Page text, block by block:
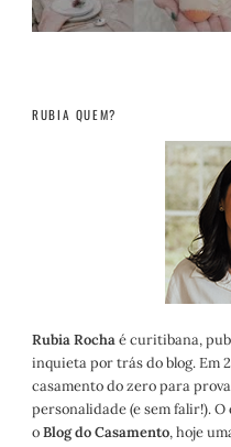
RUBIA QUEM?
Rubia Rochaé curitibana,
inquieta por trás do blog.
casamento do zero para
personalidade (e sem falir!).
oBlog do Casamento, hoje